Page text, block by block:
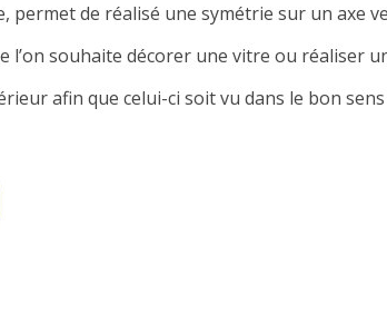
permet de réalisé une symétrie sur un axe
souhaite décorer une vitre ou réaliser
afin que celui-ci soit vu dans le bon